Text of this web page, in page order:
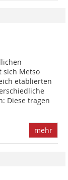
sich Metso
etablierten
Diese tragen
mehr